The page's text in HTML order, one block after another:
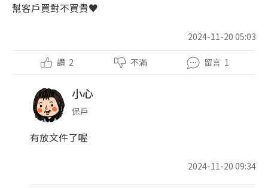
幫客戶買對不買貴♥️
2024-11-20 05:03
讚 2 不滿 留言 1
小心
保戶
有放文件了喔
2024-11-20 09:34